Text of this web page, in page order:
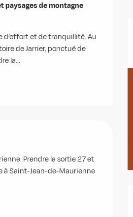
paysages de montagne
d’effort et de tranquillité. Au
de Jarrier, ponctué de
la...
Prendre la sortie 27 et
à Saint-Jean-de-Maurienne